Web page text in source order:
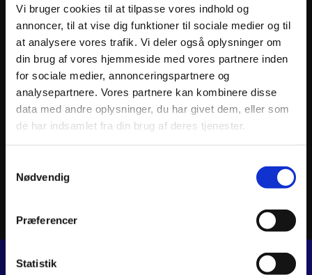
Vi bruger cookies til at tilpasse vores indhold og
annoncer, til at vise dig funktioner til sociale medier og til
at analysere vores trafik. Vi deler også oplysninger om
din brug af vores hjemmeside med vores partnere inden
for sociale medier, annonceringspartnere og
analysepartnere. Vores partnere kan kombinere disse
data med andre oplysninger, du har givet dem, eller som
de har indsamlet fra din brug af deres tjenester.
Nødvendig
Præferencer
Statistik
med et digitalt display, LED-lys og justerbar
affjedring, som giver en komfortabel og responsiv
køreoplevelse, uanset vejforholdene.
CFMOTO 675NK er bygget til den nye samt erfarne
motorcyklist, der søger en motorcykel, der kan levere
både kraft, kontrol og stil. Den lette vægt og den
stærke motor giver fremragende accelerationskraft
og præcision i kurver, mens det ergonomiske design
Klar til at erobre vejene, er 675NK den perfekte